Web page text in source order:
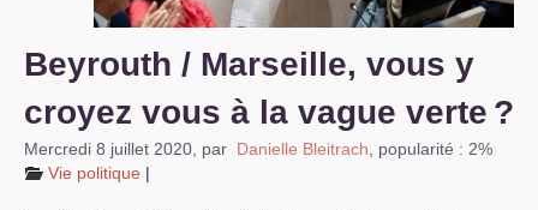
Beyrouth / Marseille, vous y
croyez vous à la vague verte ?
Mercredi 8 juillet 2020 par Danielle Bleitrach
popularité : 2%
Vie politique |